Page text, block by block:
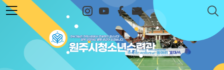
본문 바로가기
원주시청소년수련관